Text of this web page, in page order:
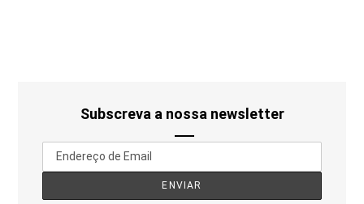
Subscreva a nossa newsletter